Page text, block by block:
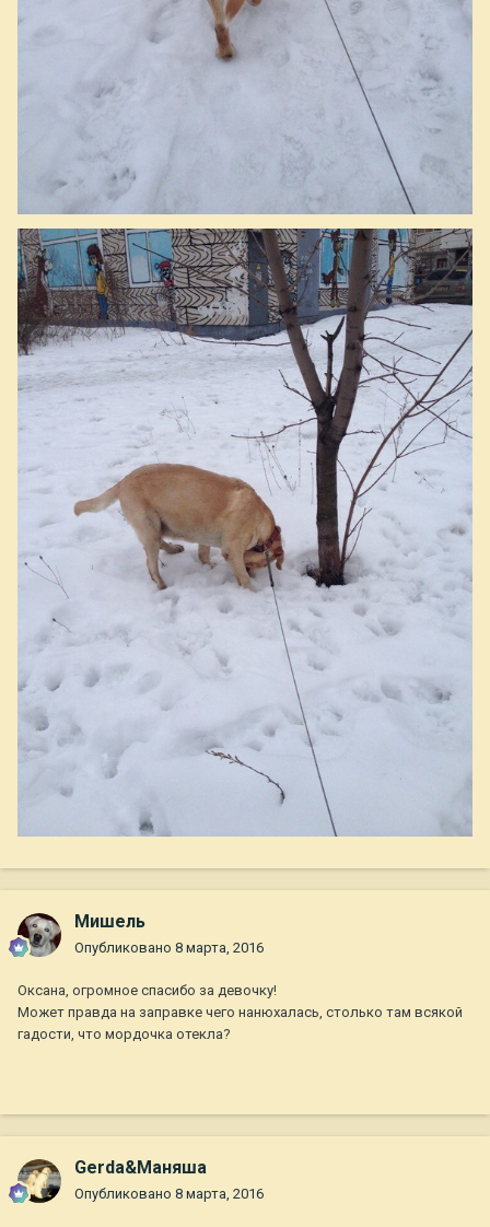
Мишель
Опубликовано 8 марта, 2016
Оксана, огромное спасибо за девочку!
Может правда на заправке чего нанюхалась, столько там всякой
гадости, что мордочка отекла?
Gerda&Маняша
Опубликовано 8 марта, 2016